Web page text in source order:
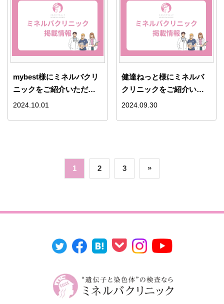
mybest様にミネルバクリ
ニックをご紹介いただき
ました。
2024.10.01
健達ねっと様にミネルバ
クリニックをご紹介いた
だきました。
2024.09.30
1 2 3 »